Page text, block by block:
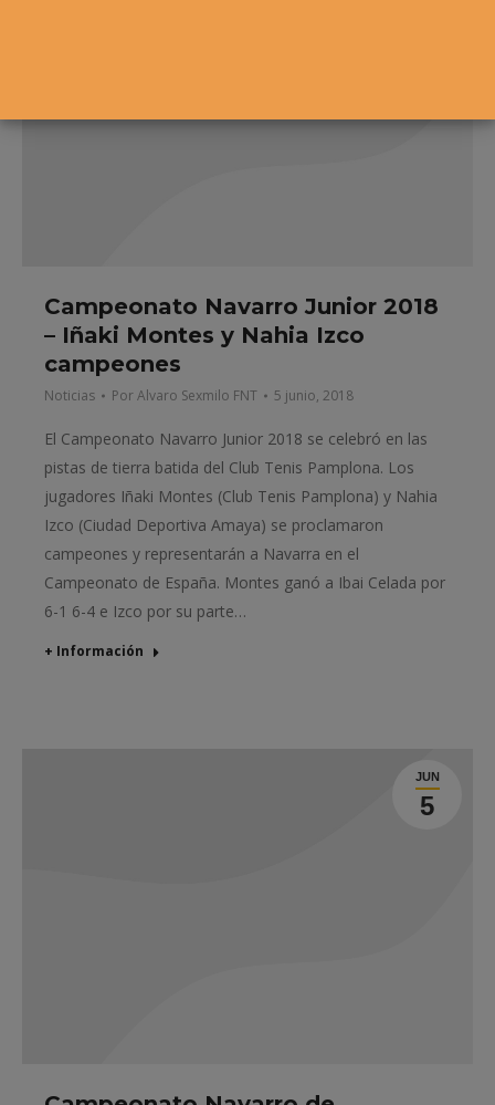
Campeonato Navarro Junior 2018
– Iñaki Montes y Nahia Izco
campeones
Noticias PorAlvaro Sexmilo FNT 5 junio, 2018
El Campeonato Navarro Junior 2018 se celebró en las
pistas de tierra batida del Club Tenis Pamplona. Los
jugadores Iñaki Montes (Club Tenis Pamplona) y Nahia
Izco (Ciudad Deportiva Amaya) se proclamaron
campeones y representarán a Navarra en el
Campeonato de España. Montes ganó a Ibai Celada por
6-1 6-4 e Izco por su parte…
+ Información
JUN
5